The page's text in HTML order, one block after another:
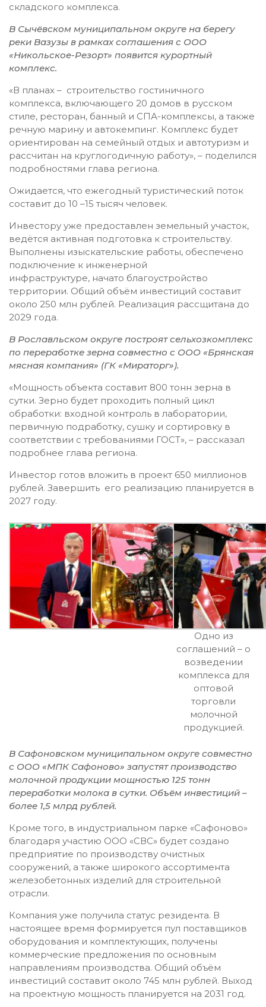
складского комплекса.
В Сычёвском муниципальном округе на берегу
реки Вазузы в рамках соглашения с ООО
«Никольское-Резорт» появится курортный
комплекс.
«В планах – строительство гостиничного
комплекса, включающего 20 домов в русском
стиле, ресторан, банный и СПА-комплексы, а также
речную марину и автокемпинг. Комплекс будет
ориентирован на семейный отдых и автотуризм и
рассчитан на круглогодичную работу», – поделился
подробностями глава региона.
Ожидается, что ежегодный туристический поток
составит до 10 –15 тысяч человек.
Инвестору уже предоставлен земельный участок,
ведётся активная подготовка к строительству.
Выполнены изыскательские работы, обеспечено
подключение к инженерной
инфраструктуре, начато благоустройство
территории. Общий объём инвестиций составит
около 250 млн рублей. Реализация рассщитана до
2029 года.
В Рославльском округе построят сельхозкомплекс
по переработке зерна совместно с ООО «Брянская
мясная компания» (ГК «Мираторг»).
«Мощность объекта составит 800 тонн зерна в
сутки. Зерно будет проходить полный цикл
обработки: входной контроль в лаборатории,
первичную подработку, сушку и сортировку в
соответствии с требованиями ГОСТ», – рассказал
подробнее глава региона.
Инвестор готов вложить в проект 650 миллионов
рублей. Завершить его реализацию планируется в
2027 году.
Одно из
соглашений – о
возведении
комплекса для
оптовой
торговли
молочной
продукцией.
В Сафоновском муниципальном округе совместно
с ООО «МПК Сафоново» запустят производство
молочной продукции мощностью 125 тонн
переработки молока в сутки. Объём инвестиций –
более 1,5 млрд рублей.
Кроме того, в индустриальном парке «Сафоново»
благодаря участию ООО «СВС» будет создано
предприятие по производству очистных
сооружений, а также широкого ассортимента
железобетонных изделий для строительной
отрасли.
Компания уже получила статус резидента. В
настоящее время формируется пул поставщиков
оборудования и комплектующих, получены
коммерческие предложения по основным
направлениям производства. Общий объём
инвестиций составит около 745 млн рублей. Выход
на проектную мощность планируется на 2031 год.